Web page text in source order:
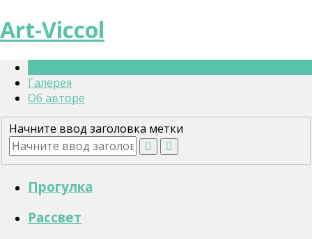
Art-Viccol
Галерея
Об авторе
Начните ввод заголовка метки
Прогулка
Рассвет